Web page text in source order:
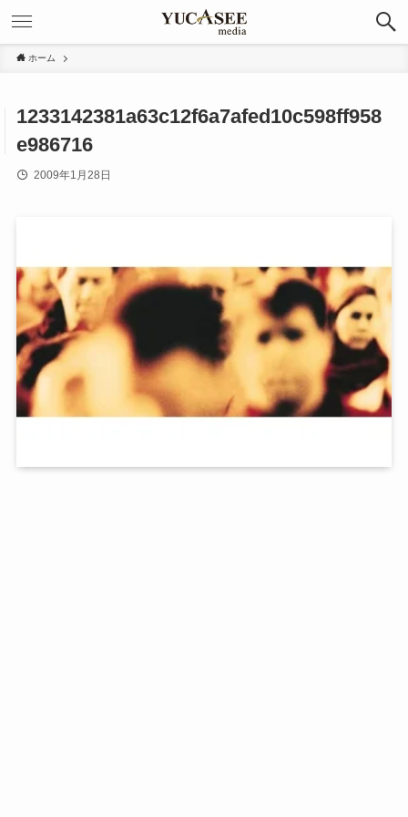
ホーム
1233142381a63c12f6a7afed10c598ff958
e986716
2009年1月28日